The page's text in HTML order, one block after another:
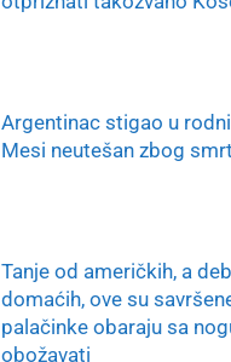
Argentinac stigao u
Mesi neutešan zbog
Tanje od američkih, a
domaćih, ove su
palačinke obaraju sa
obožavati